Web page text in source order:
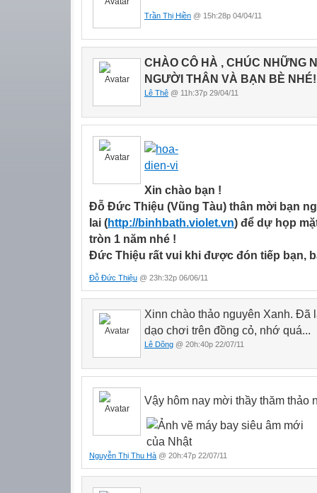
Trần Thị Hiền @ 15h:28p 04/04/11
CHÀO CÔ HÀ , CHÚC NHỮNG
NGƯỜI THÂN VÀ BẠN BÈ NHÉ!
Lê Thê @ 11h:37p 29/04/11
Xin chào bạn !
Đỗ Đức Thiệu (Vũng Tàu) thân mời bạn
lai (http://binhbath.violet.vn) để dự họp
tròn 1 năm nhé !
Đức Thiệu rất vui khi được đón tiếp bạn,
Đỗ Đức Thiệu @ 23h:32p 06/06/11
Xinn chào thảo nguyên Xanh.
dạo chơi trên đồng cỏ, nhớ quá...
Lê Dõng @ 20h:40p 22/07/11
Vậy hôm nay mời thầy thăm thảo
Nguyễn Thị Thu Hà @ 20h:47p 22/07/11